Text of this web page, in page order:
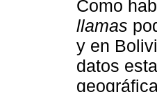
Como
llamas
y en
datos